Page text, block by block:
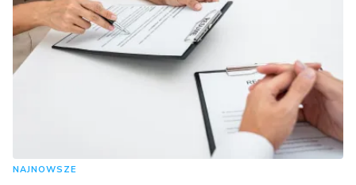
NAJNOWSZE